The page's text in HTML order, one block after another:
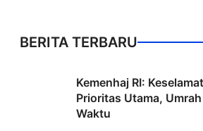
BERITA TERBARU
Kemenhaj RI:
Prioritas Utama,
Waktu